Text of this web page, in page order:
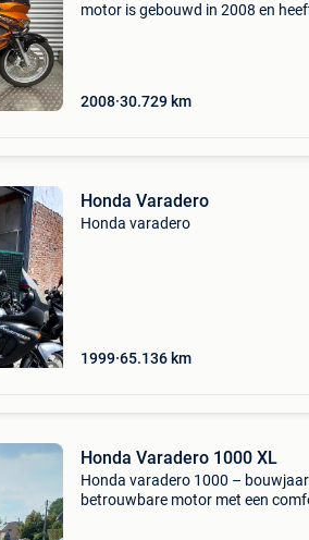
motor is gebouwd in 2008 en
2008 30.729 km
Honda Varadero
Honda varadero
1999 65.136 km
Honda Varadero 1000 XL
Honda varadero 1000 –
betrouwbare motor met een